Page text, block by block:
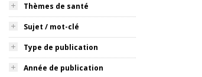
Thèmes de santé
Sujet / mot-clé
Type de publication
Année de publication